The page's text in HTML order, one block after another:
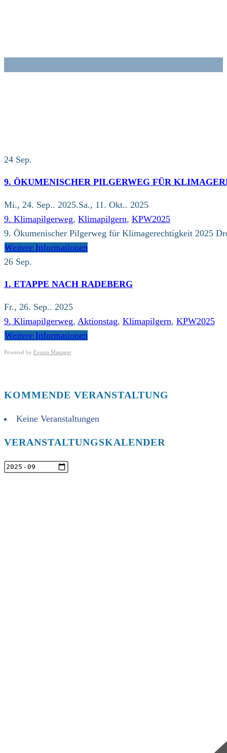
24 Sep.
9. ÖKUMENISCHER PILGERWEG FÜR
Mi., 24. Sep.. 2025.Sa., 11. Okt.. 2025
9. Klimapilgerweg, Klimapilgern, KPW2025
9. Ökumenischer Pilgerweg für Klimagerechtigkeit 2025
Weitere Informationen
26 Sep.
1. ETAPPE NACH RADEBERG
Fr., 26. Sep.. 2025
9. Klimapilgerweg, Aktionstag, Klimapilgern, KPW2025
Weitere Informationen
Powered by Events Manager
KOMMENDE VERANSTALTUNG
Keine Veranstaltungen
VERANSTALTUNGSKALENDER